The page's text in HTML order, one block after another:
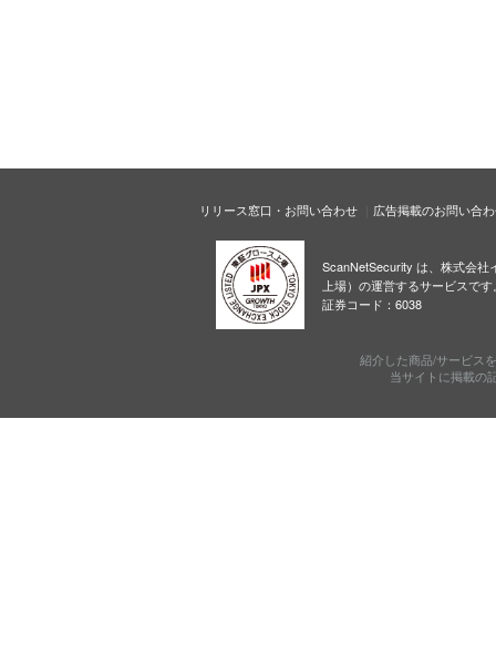
リリース窓口・お問い合わせ 広告掲載のお問い合
ScanNetSecurity は、株式会社
上場）の運営するサービスです
証券コード：6038
紹介した商品/サービス
当サイトに掲載の